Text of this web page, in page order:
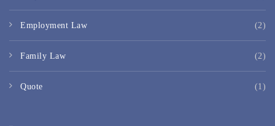
Employment Law (2)
Family Law (2)
Quote (1)